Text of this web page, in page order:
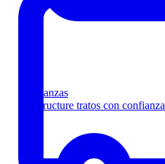
Finanzas
Estructure tratos con confianza